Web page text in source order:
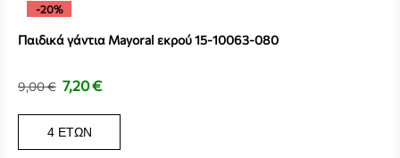
-20%
Παιδικά γάντια Mayoral εκρού 15-10063-080
9,00€ 7,20€
4 ΕΤΏΝ